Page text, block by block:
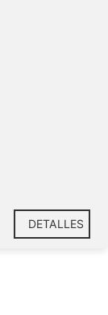
DETALLES